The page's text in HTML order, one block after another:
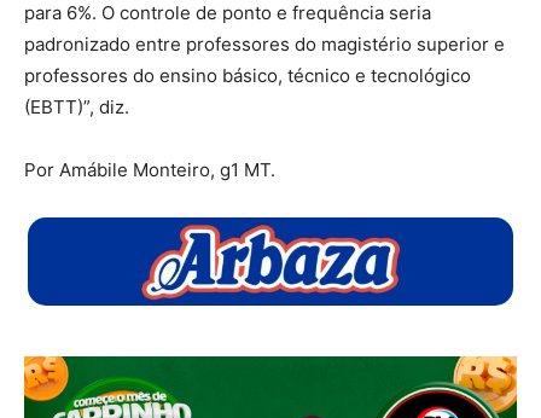
para 6%. O controle de ponto e frequência seria
padronizado entre professores do magistério superior e
professores do ensino básico, técnico e tecnológico
(EBTT)”, diz.
Por Amábile Monteiro, g1 MT.